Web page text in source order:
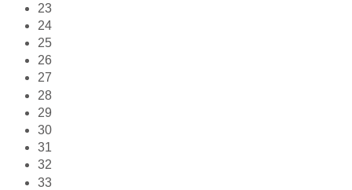
23
24
25
26
27
28
29
30
31
32
33